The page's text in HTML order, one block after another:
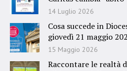
14 Luglio 2026
Cosa succede in
giovedì 21 maggio
15 Maggio 2026
Raccontare le realtà